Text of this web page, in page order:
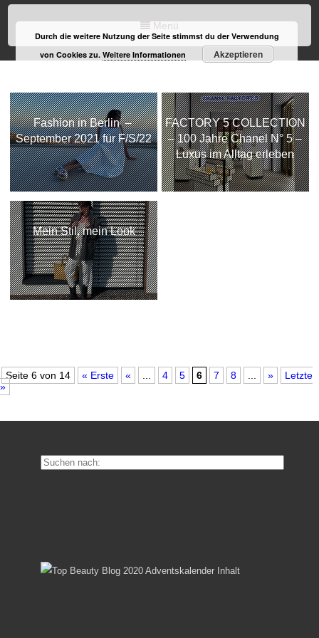
Menü
Fashion in Berlin –
September 2021 für F/S/22
FACTORY 5 COLLECTION
– 100 Jahre Chanel N° 5 –
Luxus im Alltag erleben
Mein Stil, mein Look
Seite 6 von 14 « Erste « 4 5 6 7 8 »
Letzte
»
Durch die weitere Nutzung der Seite stimmst du der Verwendung
von Cookies zu.Weitere Informationen Akzeptieren